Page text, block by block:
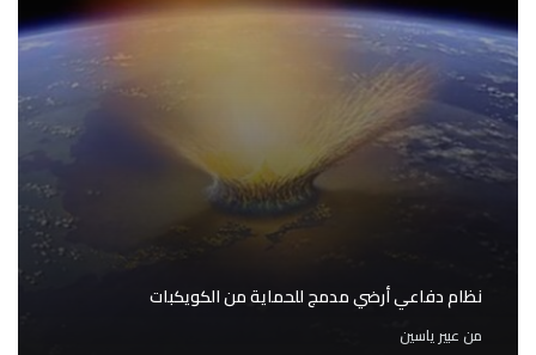
نظام دفاعي أرضي مدمج للحماية من الكويكبات
من عبير ياسين